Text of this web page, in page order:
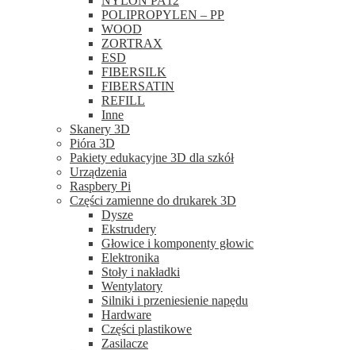
POLIPROPYLEN – PP
WOOD
ZORTRAX
ESD
FIBERSILK
FIBERSATIN
REFILL
Inne
Skanery 3D
Pióra 3D
Pakiety edukacyjne 3D dla szkół
Urządzenia
Raspbery Pi
Części zamienne do drukarek 3D
Dysze
Ekstrudery
Głowice i komponenty głowic
Elektronika
Stoły i nakładki
Wentylatory
Silniki i przeniesienie napędu
Hardware
Części plastikowe
Zasilacze